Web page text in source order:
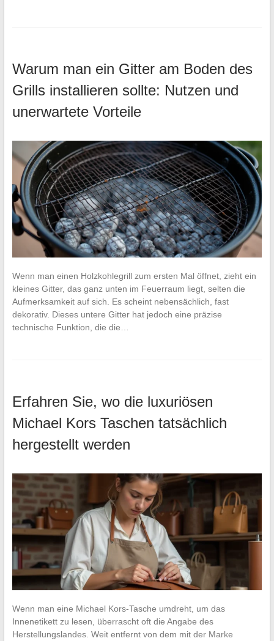
Warum man ein Gitter am Boden des
Grills installieren sollte: Nutzen und
unerwartete Vorteile
Wenn man einen Holzkohlegrill zum ersten Mal öffnet, zieht ein
kleines Gitter, das ganz unten im Feuerraum liegt, selten die
Aufmerksamkeit auf sich. Es scheint nebensächlich, fast
dekorativ. Dieses untere Gitter hat jedoch eine präzise
technische Funktion, die die…
Erfahren Sie, wo die luxuriösen
Michael Kors Taschen tatsächlich
hergestellt werden
Wenn man eine Michael Kors-Tasche umdreht, um das
Innenetikett zu lesen, überrascht oft die Angabe des
Herstellungslandes. Weit entfernt von dem mit der Marke